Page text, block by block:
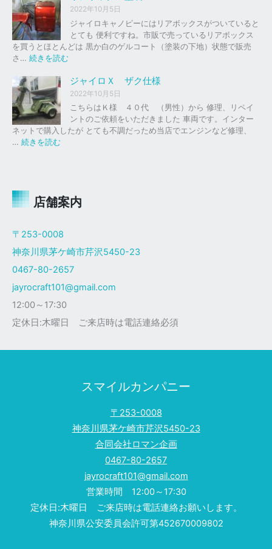
買
取
を
は
ま
し
た
。
ド
ッ
ド
イ
ロ
キ
ャ
ノ
ピ
ー
ザ
ク
仕
様
2022年10月5日
ジャイロキャノピーにはリアボックスがついていると
とても 便利ですね。市販で売っているリアボックス
を買うとほとんどは 黒か白のゲルコート（塗装の下地）状態で販売
さ… 続きを読む
ア
ボ
ッ
ク
ス
ジャイロＸ ザク仕様
2022年10月5日
こちらはＫ様 ４０代 （男性）から 修理、リペイ
ントのご依頼をいただきました 車両です。インター
ネットで購入したが とても不調だっため当店でエンジンなど修理、
… 続きを読む
Ｘ
ク
様
店舗案内
〒253-0008
神奈川県茅ケ崎市芹沢5450-23
0467-80-2657
jayrocraft101@gmail.com
12:00～17:30
定休日:木曜日 ご来店時は電話連絡必須
スマイルカンパニー
〒253-0008
神奈川県茅ケ崎市芹沢5450-23
合同会社ロマン企画
0467-80-2657
jayrocraft101@gmail.com
営業時間 12:00～17:30
定休日:木曜日 ご来店時は電話連絡お願いします。
神奈川県公安委員会許可第452670009802